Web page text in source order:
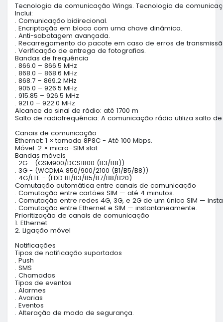
Tecnologia de comunicação Wings. Tecnologia de
Inclui:
. Comunicação bidirecional.
. Encriptação em bloco com uma chave dinâmica.
. Anti-sabotagem avançada.
. Recarregamento do pacote em caso de erros de
. Verificação de entrega de fotografias.
Bandas de frequência
. 866.0 – 866.5 MHz
. 868.0 – 868.6 MHz
. 868.7 – 869.2 MHz
. 905.0 – 926.5 MHz
. 915.85 – 926.5 MHz
. 921.0 – 922.0 MHz
Alcance do sinal de rádio: até 1700 m
Salto de radiofrequência: A comunicação rádio utiliza salto
Canais de comunicação
Ethernet: 1 × tomada 8P8C - Até 100 Mbps.
Móvel: 2 × micro–SIM slot
Bandas móveis
. 2G - (GSM900/DCS1800 (B3/B8))
. 3G - (WCDMA 850/900/2100 (B1/B5/B8))
. 4G/LTE - (FDD B1/B3/B5/B7/B8/B20)
Comutação automática entre canais de comunicação
. Comutação entre cartões SIM — até 4 minutos.
. Comutação entre redes 4G, 3G, e 2G de um único SIM —
. Comutação entre Ethernet e SIM — instantaneamente.
Prioritização de canais de comunicação
1. Ethernet
2. Ligação móvel
Notificações
Tipos de notificação suportados
. Push
. SMS
. Chamadas
Tipos de eventos
. Alarmes
. Avarias
. Eventos
. Alteração de modo de segurança.